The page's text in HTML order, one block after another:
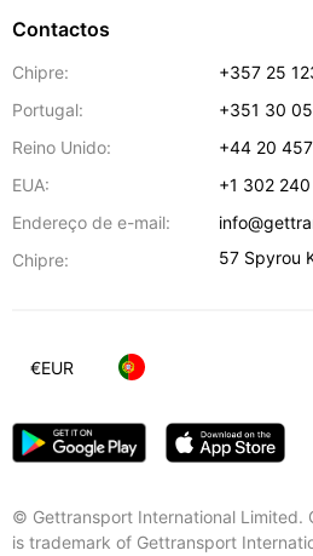
Contactos
Chipre:
+357 25
Portugal:
+351 30
Reino Unido:
+44 20
EUA:
+1 302
Endereço de e-mail:
Chipre:
57 Spyrou
© Gettransport International Limited.
is trademark of Gettransport
€EUR